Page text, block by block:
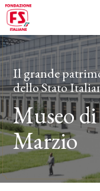
Il grande
dello Stato
Museo
Marzio